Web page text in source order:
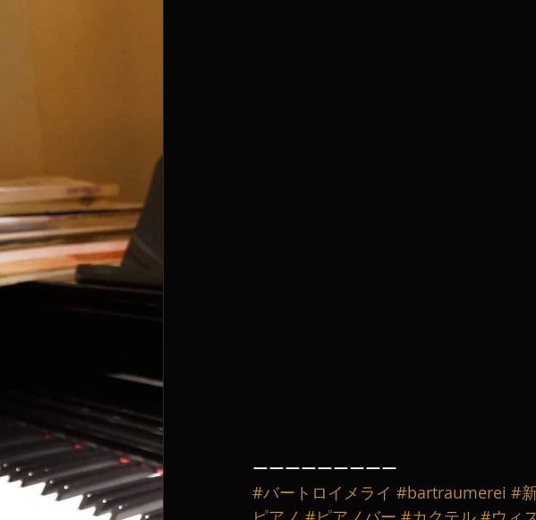
ーーーーーーーーー
#バートロイメライ #bartraumerei #